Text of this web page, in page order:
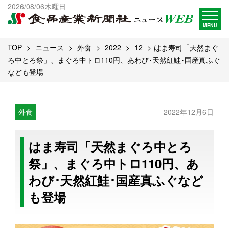
2026/08/06木曜日
MENU
出版物一覧へ
試読・購読申し込み
TOP ニュース 外食 2022 12
はま寿司「天然まぐ
ろ中とろ祭」、まぐろ中トロ110円、あわび･天然紅鮭･国産真ふぐ
なども登場
外食 2022年12月6日
はま寿司「天然まぐろ中とろ
祭」、まぐろ中トロ110円、あ
わび･天然紅鮭･国産真ふぐなど
も登場